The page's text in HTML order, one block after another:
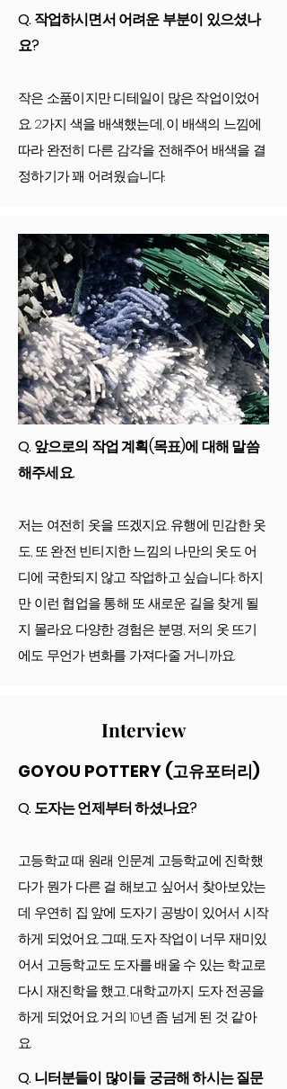
Q. 작업하시면서 어려운 부분이 있으셨나
요?
작은 소품이지만 디테일이 많은 작업이었어
요. 2가지 색을 배색했는데, 이 배색의 느낌에
따라 완전히 다른 감각을 전해주어 배색을 결
정하기가 꽤 어려웠습니다.
Q. 앞으로의 작업 계획(목표)에 대해 말씀
해주세요.
저는 여전히 옷을 뜨겠지요. 유행에 민감한 옷
도, 또 완전 빈티지한 느낌의 나만의 옷도 어
디에 국한되지 않고 작업하고 싶습니다. 하지
만 이런 협업을 통해 또 새로운 길을 찾게 될
지 몰라요. 다양한 경험은 분명, 저의 옷 뜨기
에도 무언가 변화를 가져다줄 거니까요.
Interview
GOYOU POTTERY (고유포터리)
Q. 도자는 언제부터 하셨나요?
고등학교 때 원래 인문계 고등학교에 진학했
다가 뭔가 다른 걸 해보고 싶어서 찾아보았는
데 우연히 집 앞에 도자기 공방이 있어서 시작
하게 되었어요. 그때, 도자 작업이 너무 재미있
어서 고등학교도 도자를 배울 수 있는 학교로
다시 재진학을 했고, 대학교까지 도자 전공을
하게 되었어요. 거의 10년 좀 넘게 된 것 같아
요.
Q. 니터분들이 많이들 궁금해 하시는 질문